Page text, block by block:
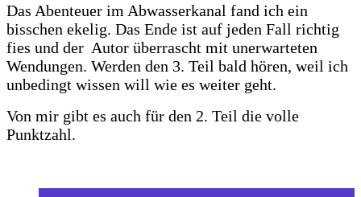
Das Abenteuer im Abwasserkanal fand ich ein
bisschen ekelig. Das Ende ist auf jeden Fall richtig
fies und der Autor überrascht mit unerwarteten
Wendungen. Werden den 3. Teil bald hören, weil ich
unbedingt wissen will wie es weiter geht.
Von mir gibt es auch für den 2. Teil die volle
Punktzahl.